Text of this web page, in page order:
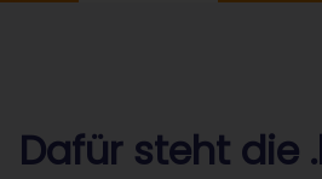
Dafür steht die